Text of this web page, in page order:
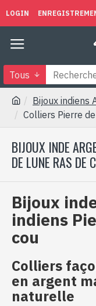
LOGIN
Tous
Bijoux indiens
Colliers Pierre
BIJOUX INDE
DE LUNE RAS DE
Bijoux
indiens
cou
Colliers
en argent
naturelle